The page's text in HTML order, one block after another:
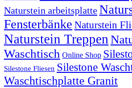
Naturstein arbeitsplatte
Fensterbänke Naturstein
Naturstein Treppen
Waschtisch Online Shop
Silestone Fliesen Silestone
Waschtischplatte Granit